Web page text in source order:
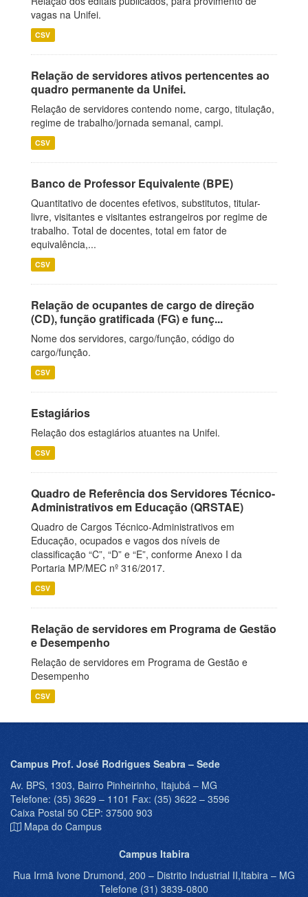
vagas na Unifei.
CSV
Relação de servidores ativos pertencentes ao
quadro permanente da Unifei.
Relação de servidores contendo nome, cargo, titulação,
regime de trabalho/jornada semanal, campi.
CSV
Banco de Professor Equivalente (BPE)
Quantitativo de docentes efetivos, substitutos, titular-
livre, visitantes e visitantes estrangeiros por regime de
trabalho. Total de docentes, total em fator de
equivalência,...
CSV
Relação de ocupantes de cargo de direção
(CD), função gratificada (FG) e funç...
Nome dos servidores, cargo/função, código do
cargo/função.
CSV
Estagiários
Relação dos estagiários atuantes na Unifei.
CSV
Quadro de Referência dos Servidores Técnico-
Administrativos em Educação (QRSTAE)
Quadro de Cargos Técnico-Administrativos em
Educação, ocupados e vagos dos níveis de
classificação “C”, “D” e “E”, conforme Anexo I da
Portaria MP/MEC nº 316/2017.
CSV
Relação de servidores em Programa de Gestão
e Desempenho
Relação de servidores em Programa de Gestão e
Desempenho
CSV
Campus Prof. José Rodrigues Seabra – Sede
Av. BPS, 1303, Bairro Pinheirinho, Itajubá – MG
Telefone: (35) 3629 – 1101 Fax: (35) 3622 – 3596
Caixa Postal 50 CEP: 37500 903
Mapa do Campus
Campus Itabira
Rua Irmã Ivone Drumond, 200 – Distrito Industrial II,Itabira – MG
Telefone (31) 3839-0800